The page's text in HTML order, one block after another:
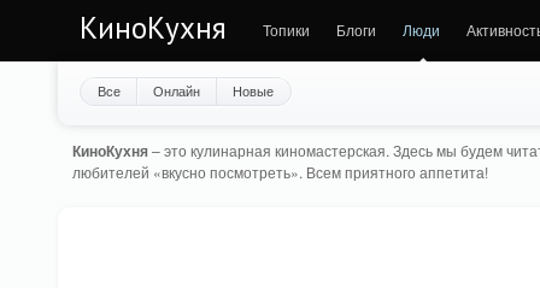
КиноКухня Топики Блоги Люди
Все Онлайн Новые
КиноКухня– это кулинарная киномастерская. Здесь мы будем
любителей «вкусно посмотреть». Всем приятного аппетита!